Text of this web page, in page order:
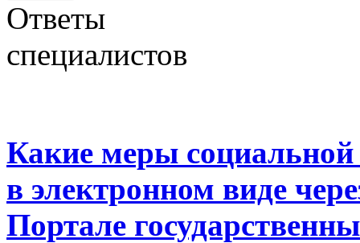
Ответы
специалистов
Какие меры
в электронном виде
Портале